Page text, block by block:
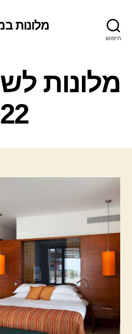
חיפוש
מלונות
ו
מלונות